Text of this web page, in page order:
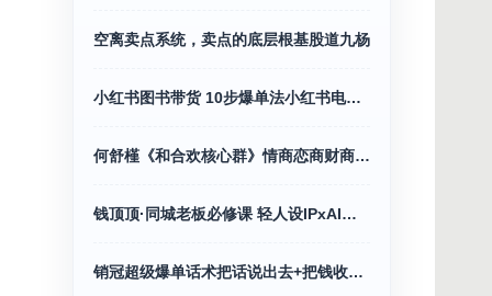
空离卖点系统，卖点的底层根基股道九杨
小红书图书带货 10步爆单法小红书电商教程
何舒槿《和合欢核心群》情商恋商财商全攻略
钱顶顶·同城老板必修课 轻人设IPxAI获客
销冠超级爆单话术把话说出去+把钱收回来